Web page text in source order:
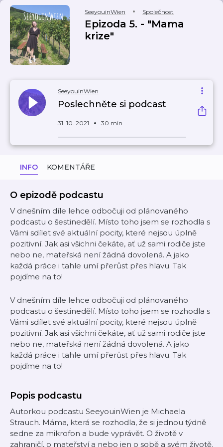
SeeyouinWien Společnost
Epizoda 5. - "Mama
krize"
SeeyouinWien
Poslechněte si podcast
31. 10. 2021 30 min
INFO KOMENTÁŘE
O epizodě podcastu
V dnešním díle lehce odbočuji od plánovaného
podcastu o šestinedělí. Místo toho jsem se rozhodla s
Vámi sdílet své aktuální pocity, které nejsou úplně
pozitivní. Jak asi všichni čekáte, ať už sami rodiče jste
nebo ne, mateřská není žádná dovolená. A jako
každá práce i tahle umí přerůst přes hlavu. Tak
pojďme na to!
V dnešním díle lehce odbočuji od plánovaného
podcastu o šestinedělí. Místo toho jsem se rozhodla s
Vámi sdílet své aktuální pocity, které nejsou úplně
pozitivní. Jak asi všichni čekáte, ať už sami rodiče jste
nebo ne, mateřská není žádná dovolená. A jako
každá práce i tahle umí přerůst přes hlavu. Tak
pojďme na to!
Popis podcastu
Autorkou podcastu SeeyouinWien je Michaela
Strauch. Máma, která se rozhodla, že si jednou týdně
sedne za mikrofon a bude vyprávět. O životě v
zahraničí, o mateřství a nebo jen o sobě a svém životě.